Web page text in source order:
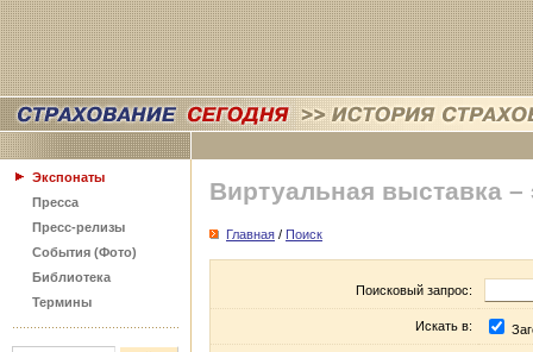
Экспонаты
Пресса
Пресс-релизы
События (Фото)
Библиотека
Термины
Виртуальная выставка –
Главная / Поиск
Поисковый запрос:
Искать в: